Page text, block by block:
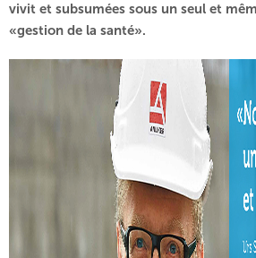
vivit et subsumées sous un seul et
«gestion de la santé».